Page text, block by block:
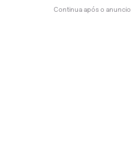
Continua após o anuncio